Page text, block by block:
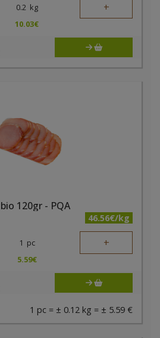
0.2 kg +
10.03€
120gr - PQA
46.56€/kg
1 pc +
5.59€
1 pc = ± 0.12 kg = ± 5.59 €